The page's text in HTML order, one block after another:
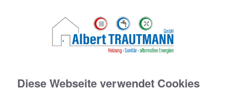
Diese Webseite verwendet Cookies